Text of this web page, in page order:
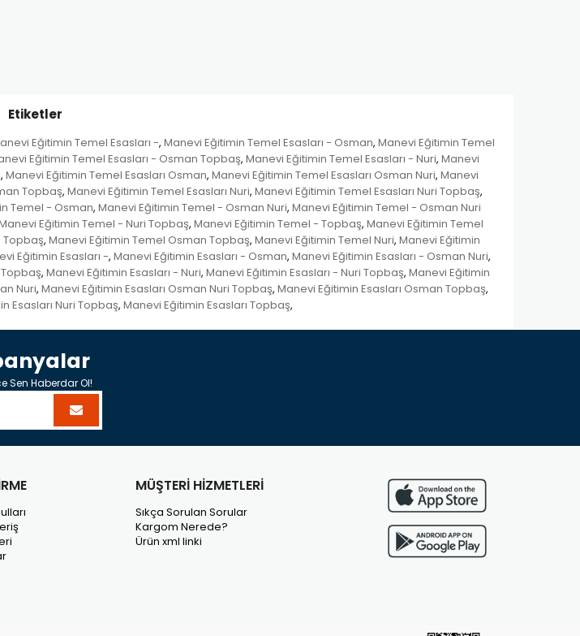
Etiketler
Eğitimin Temel Esasları -, Manevi Eğitimin Temel Esasları - Osman, Manevi Eğitimin Temel
Eğitimin Temel Esasları - Osman Topbaş, Manevi Eğitimin Temel Esasları - Nuri, Manevi
, Manevi Eğitimin Temel Esasları Osman, Manevi Eğitimin Temel Esasları Osman Nuri, Manevi
Topbaş, Manevi Eğitimin Temel Esasları Nuri, Manevi Eğitimin Temel Esasları Nuri Topbaş,
Temel - Osman, Manevi Eğitimin Temel - Osman Nuri, Manevi Eğitimin Temel - Osman Nuri
Eğitimin Temel - Nuri Topbaş, Manevi Eğitimin Temel - Topbaş, Manevi Eğitimin Temel
Topbaş, Manevi Eğitimin Temel Osman Topbaş, Manevi Eğitimin Temel Nuri, Manevi Eğitimin
Eğitimin Esasları -, Manevi Eğitimin Esasları - Osman, Manevi Eğitimin Esasları - Osman Nuri,
, Manevi Eğitimin Esasları - Nuri, Manevi Eğitimin Esasları - Nuri Topbaş, Manevi Eğitimin
Nuri, Manevi Eğitimin Esasları Osman Nuri Topbaş, Manevi Eğitimin Esasları Osman Topbaş,
Esasları Nuri Topbaş, Manevi Eğitimin Esasları Topbaş,
Sen Haberdar Ol!
MÜŞTERİ HİZMETLERİ
Sıkça Sorulan Sorular
Kargom Nerede?
Ürün xml linki